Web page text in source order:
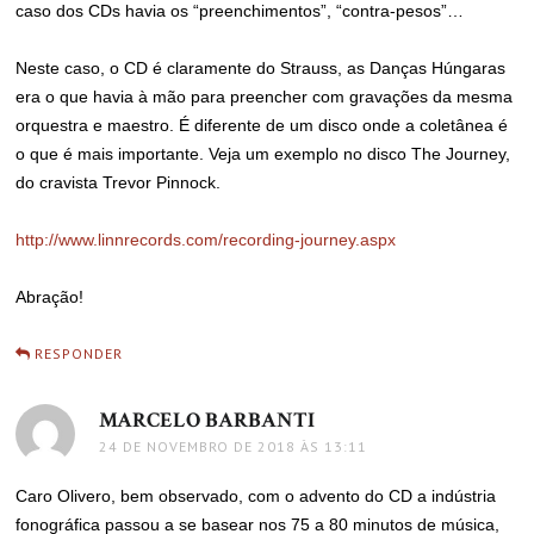
caso dos CDs havia os “preenchimentos”, “contra-pesos”…
Neste caso, o CD é claramente do Strauss, as Danças Húngaras
era o que havia à mão para preencher com gravações da mesma
orquestra e maestro. É diferente de um disco onde a coletânea é
o que é mais importante. Veja um exemplo no disco The Journey,
do cravista Trevor Pinnock.
http://www.linnrecords.com/recording-journey.aspx
Abração!
RESPONDER
MARCELO BARBANTI
24 DE NOVEMBRO DE 2018 ÀS 13:11
Caro Olivero, bem observado, com o advento do CD a indústria
fonográfica passou a se basear nos 75 a 80 minutos de música,